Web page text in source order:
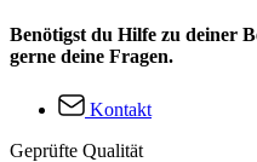
Benötigst du Hilfe zu deiner
gerne deine Fragen.
Kontakt
Geprüfte Qualität